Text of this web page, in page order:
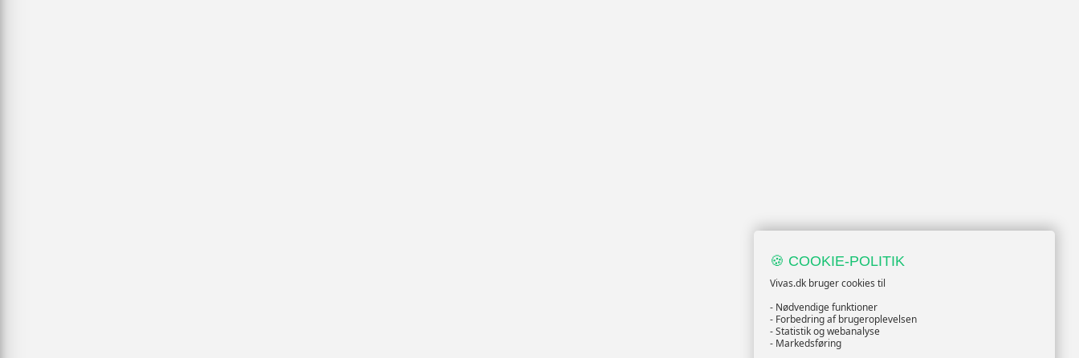
🍪 COOKIE-POLITIK
Vivas.dk bruger cookies til
- Nødvendige funktioner
- Forbedring af brugeroplevelsen
- Statistik og webanalyse
- Markedsføring